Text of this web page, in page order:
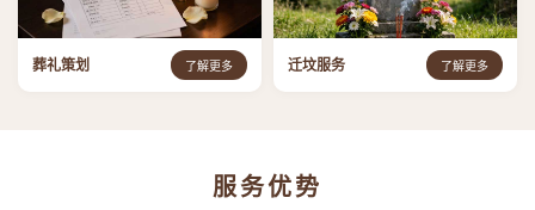
葬礼策划 了解更多 迁坟服务 了解更多
服务优势